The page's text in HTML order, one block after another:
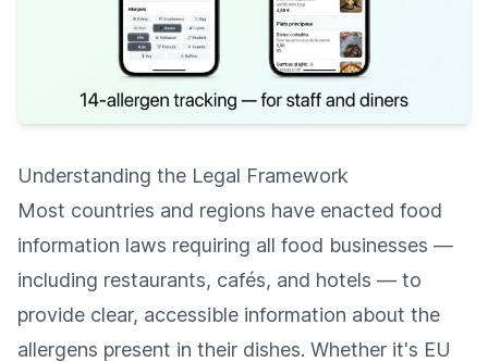
Understanding the Legal Framework
Most countries and regions have enacted food
information laws requiring all food businesses —
including restaurants, cafés, and hotels — to
provide clear, accessible information about the
allergens present in their dishes. Whether it's EU